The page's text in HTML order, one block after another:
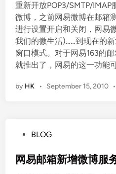
重新开放POP3/SMTP/IMAP
微博，之前网易微博在邮箱
进行设置开启和关闭，网易
我们的微生活)……到现在的
窗口模式。对于网易163的
就推出了，网易的这一功能
by HK • September 15, 2010 •
s
BLOG
网易邮箱新增微博服